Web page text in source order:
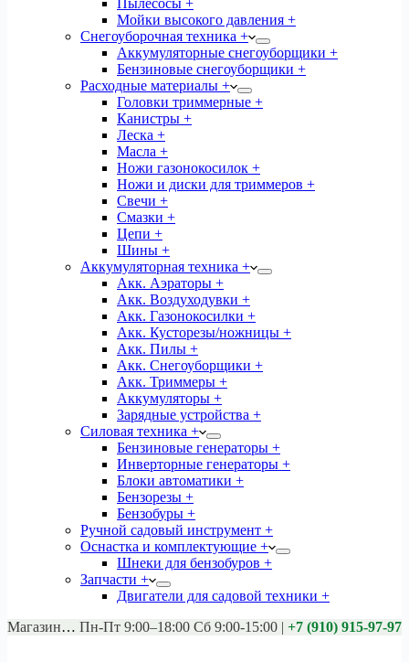
Пылесосы +
Мойки высокого давления +
Снегоуборочная техника +
Аккумуляторные снегоуборщики +
Бензиновые снегоуборщики +
Расходные материалы +
Головки триммерные +
Канистры +
Леска +
Масла +
Ножи газонокосилок +
Ножи и диски для триммеров +
Свечи +
Смазки +
Цепи +
Шины +
Аккумуляторная техника +
Акк. Аэраторы +
Акк. Воздуходувки +
Акк. Газонокосилки +
Акк. Кусторезы/ножницы +
Акк. Пилы +
Акк. Снегоуборщики +
Акк. Триммеры +
Аккумуляторы +
Зарядные устройства +
Силовая техника +
Бензиновые генераторы +
Инверторные генераторы +
Блоки автоматики +
Бензорезы +
Бензобуры +
Ручной садовый инструмент +
Оснастка и комплектующие +
Шнеки для бензобуров +
Запчасти +
Двигатели для садовой техники +
Магазины: Калуга ул. Московская д.113
Пн-Пт 9:00–18:00 Сб 9:00-15:00 | +7 (910) 915-97-97